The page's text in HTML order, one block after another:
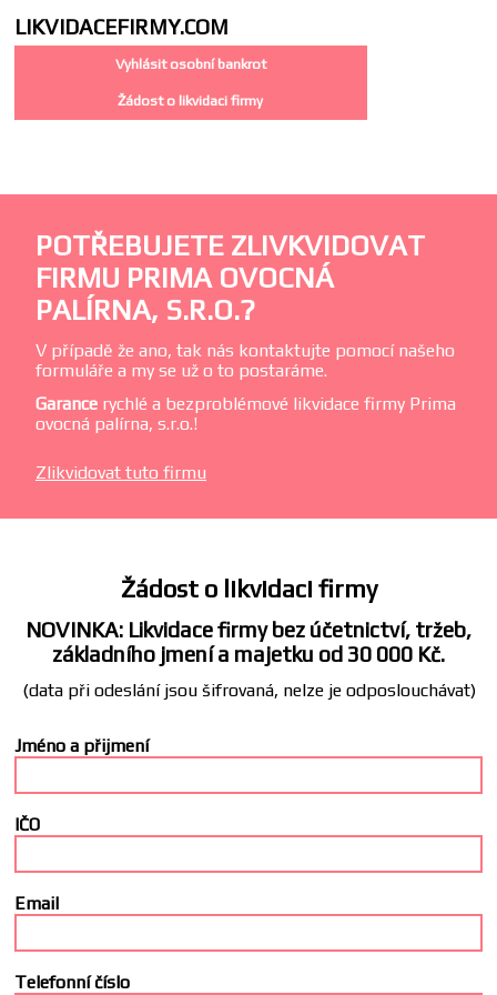
LIKVIDACEFIRMY.COM
Vyhlásit osobní bankrot
Žádost o likvidaci firmy
POTŘEBUJETE ZLIVKVIDOVAT
FIRMU PRIMA OVOCNÁ
PALÍRNA, S.R.O.?
V případě že ano, tak nás kontaktujte pomocí našeho
formuláře a my se už o to postaráme.
Garance rychlé a bezproblémové likvidace firmy Prima
ovocná palírna, s.r.o.!
Zlikvidovat tuto firmu
Žádost o likvidaci firmy
NOVINKA: Likvidace firmy bez účetnictví, tržeb,
základního jmení a majetku od 30 000 Kč.
(data při odeslání jsou šifrovaná, nelze je odposlouchávat)
Jméno a přijmení
IČO
Email
Telefonní číslo